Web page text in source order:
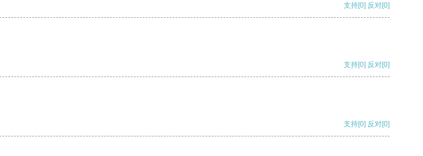
支持[0] 反对[0]
支持[0] 反对[0]
支持[0] 反对[0]